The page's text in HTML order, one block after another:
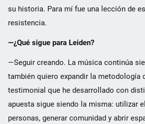
su historia. Para mí fue una lección de
resistencia.
—¿Qué sigue para Leiden?
—Seguir creando. La música continúa
también quiero expandir la metodología
testimonial que he desarrollado con
apuesta sigue siendo la misma: utilizar
personas, generar comunidad y abrir